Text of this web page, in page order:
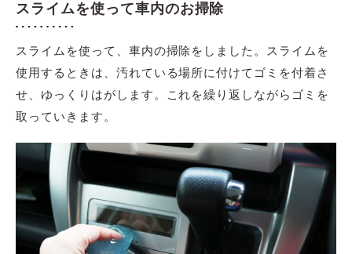
スライムを使って車内のお掃除
スライムを使って、車内の掃除をしました。スライムを
使用するときは、汚れている場所に付けてゴミを付着さ
せ、ゆっくりはがします。これを繰り返しながらゴミを
取っていきます。